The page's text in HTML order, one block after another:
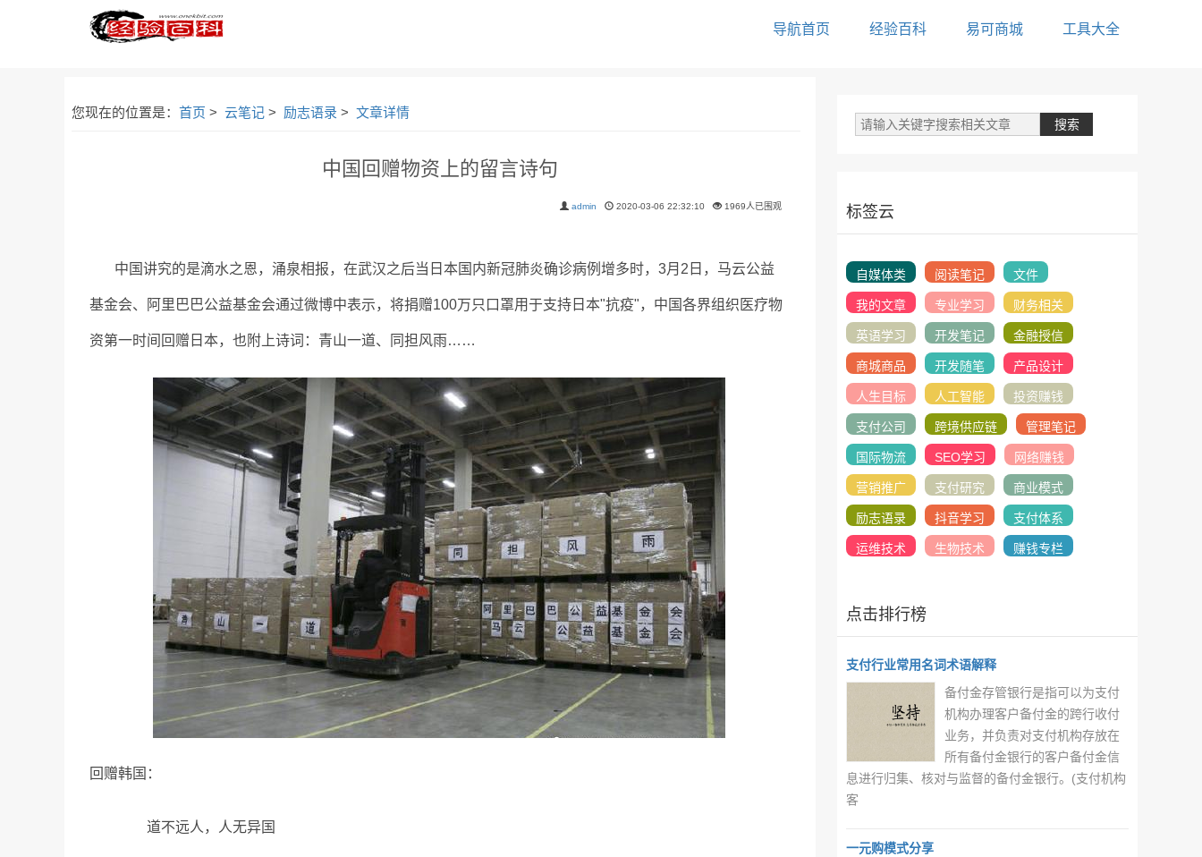
导航首页 经验百科 易可商城 工具大全
您现在的位置是：首页 >云笔记 > 励志语录 >文章详情
中国回赠物资上的留言诗句
admin 2020-03-06 22:32:10 1969人已围观
中国讲究的是滴水之恩，涌泉相报，在武汉之后当日本国内新冠肺炎确诊病例增多时，3月2日，马云公益
基金会、阿里巴巴公益基金会通过微博中表示，将捐赠100万只口罩用于支持日本"抗疫"，中国各界组织医疗物
资第一时间回赠日本，也附上诗词：青山一道、同担风雨……
回赠韩国：
道不远人，人无异国
标签云
自媒体类 阅读笔记 文件
我的文章 专业学习 财务相关
英语学习 开发笔记 金融授信
商城商品 开发随笔 产品设计
人生目标 人工智能 投资赚钱
支付公司 跨境供应链 管理笔记
国际物流 SEO学习 网络赚钱
营销推广 支付研究 商业模式
励志语录 抖音学习 支付体系
运维技术 生物技术 赚钱专栏
点击排行榜
支付行业常用名词术语解释
备付金存管银行是指可以为支付
机构办理客户备付金的跨行收付
业务，并负责对支付机构存放在
所有备付金银行的客户备付金信
息进行归集、核对与监督的备付金银行。(支付机构
客
一元购模式分享